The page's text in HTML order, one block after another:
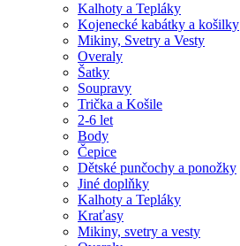
Kalhoty a Tepláky
Kojenecké kabátky a košilky
Mikiny, Svetry a Vesty
Overaly
Šatky
Soupravy
Trička a Košile
2-6 let
Body
Čepice
Dětské punčochy a ponožky
Jiné doplňky
Kalhoty a Tepláky
Kraťasy
Mikiny, svetry a vesty